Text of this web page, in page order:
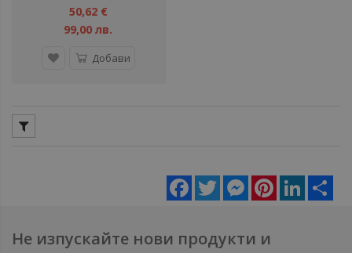
50,62 €
99,00 лв.
Добави
Facebook
Twitter MessengerPinterestLinkedIn
Не изпускайте нови продукти и